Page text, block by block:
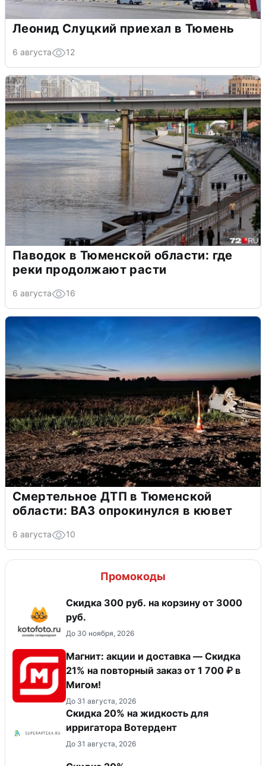
Леонид Слуцкий приехал в Тюмень
6 августа 12
Паводок в Тюменской области: где
реки продолжают расти
6 августа 16
Смертельное ДТП в Тюменской
области: ВАЗ опрокинулся в кювет
6 августа 10
Промокоды
Скидка 300 руб. на корзину от 3000
руб.
До 30 ноября, 2026
Магнит: акции и доставка — Скидка
21% на повторный заказ от 1 700 ₽ в
Мигом!
До 31 августа, 2026
Скидка 20% на жидкость для
ирригатора Вотердент
До 31 августа, 2026